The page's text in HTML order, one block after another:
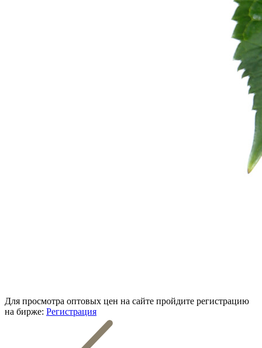
Для просмотра оптовых цен на сайте пройдите регистрацию
на бирже: Регистрация